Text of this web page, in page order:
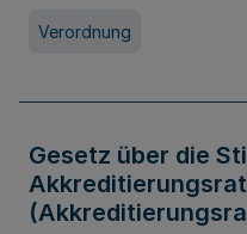
Verordnung
Gesetz über die
Akkreditierungsrat